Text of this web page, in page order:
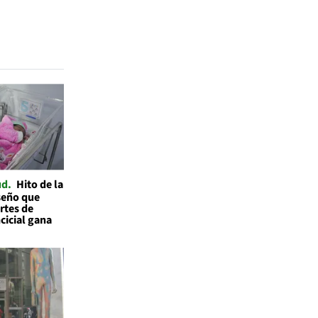
Hito de la
que
de
gana